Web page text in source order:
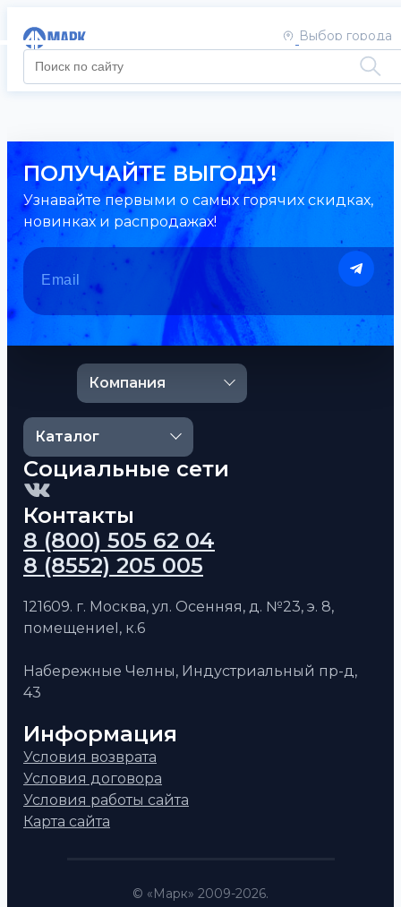
Выбор города
ПОЛУЧАЙТЕ ВЫГОДУ!
Узнавайте первыми о самых горячих скидках,
новинках и распродажах!
Компания
Каталог
Информация
Условия возврата
Условия договора
Условия работы сайта
Карта сайта
Контакты
8 (800) 505 62 04
8 (8552) 205 005
121609. г. Москва, ул. Осенняя, д. №23, э. 8,
помещениеI, к.6
Набережные Челны, Индустриальный пр-д,
43
Социальные сети
© «Марк» 2009-2026.